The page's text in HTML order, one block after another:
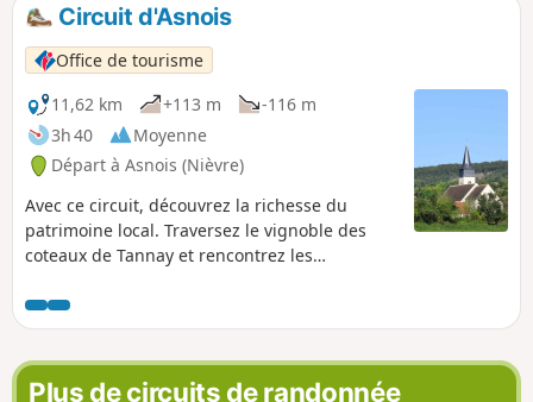
Circuit d'Asnois
Office de tourisme
11,62 km
+113 m
-116 m
3h 40
Moyenne
Départ à Asnois (Nièvre)
Avec ce circuit, découvrez la richesse du
patrimoine local. Traversez le vignoble des
coteaux de Tannay et rencontrez les
"Melon". Longez la célèbre voie navigable, le
Canal du Nivernais et avec un peu de chance,
au détour d'une écluse, vous verrez un bateau
passer une écluse. Découvrez l'Église Saint-
Plus de circuits de randonnée